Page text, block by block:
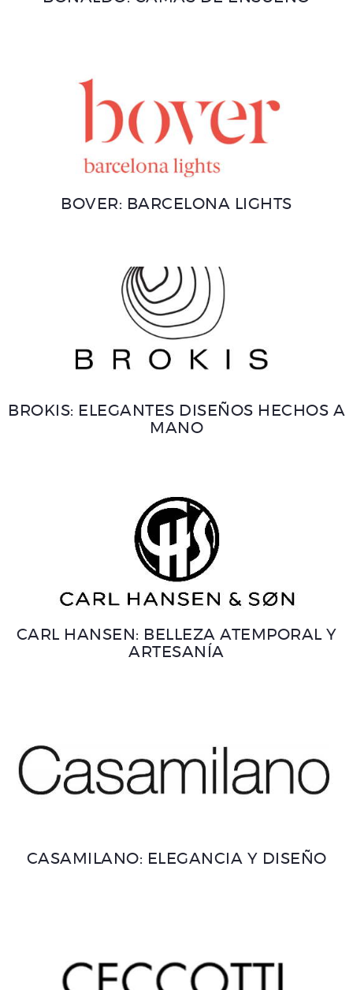
BOVER: BARCELONA LIGHTS
BROKIS: ELEGANTES DISEÑOS HECHOS A
MANO
CARL HANSEN: BELLEZA ATEMPORAL Y
ARTESANÍA
CASAMILANO: ELEGANCIA Y DISEÑO